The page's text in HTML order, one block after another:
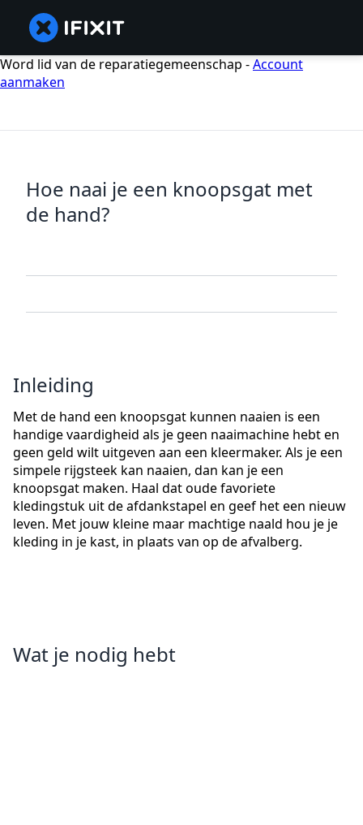
Word lid van de reparatiegemeenschap -Account
aanmaken
Hoe naai je een knoopsgat met
de hand?
Inleiding
Met de hand een knoopsgat kunnen naaien is een
handige vaardigheid als je geen naaimachine hebt en
geen geld wilt uitgeven aan een kleermaker. Als je een
simpele rijgsteek kan naaien, dan kan je een
knoopsgat maken. Haal dat oude favoriete
kledingstuk uit de afdankstapel en geef het een nieuw
leven. Met jouw kleine maar machtige naald hou je je
kleding in je kast, in plaats van op de afvalberg.
Wat je nodig hebt